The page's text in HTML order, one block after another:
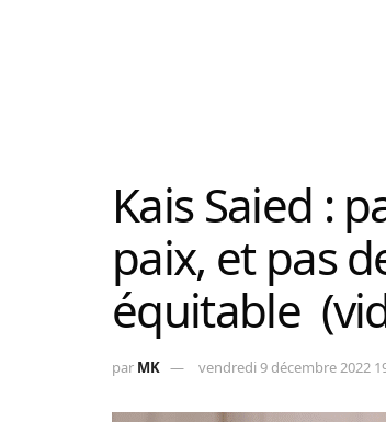
Kais Saied :
paix, et pas
équitable
par MK vendredi 9 décembre 2022